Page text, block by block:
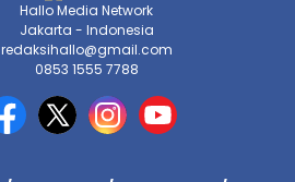
Hallo Media Network
Jakarta - Indonesia
redaksihallo@gmail.com
0853 1555 7788